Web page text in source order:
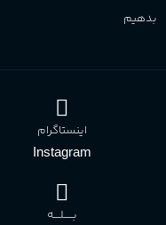
بدهیم
اینستاگرام
Instagram
بـــــلــــه